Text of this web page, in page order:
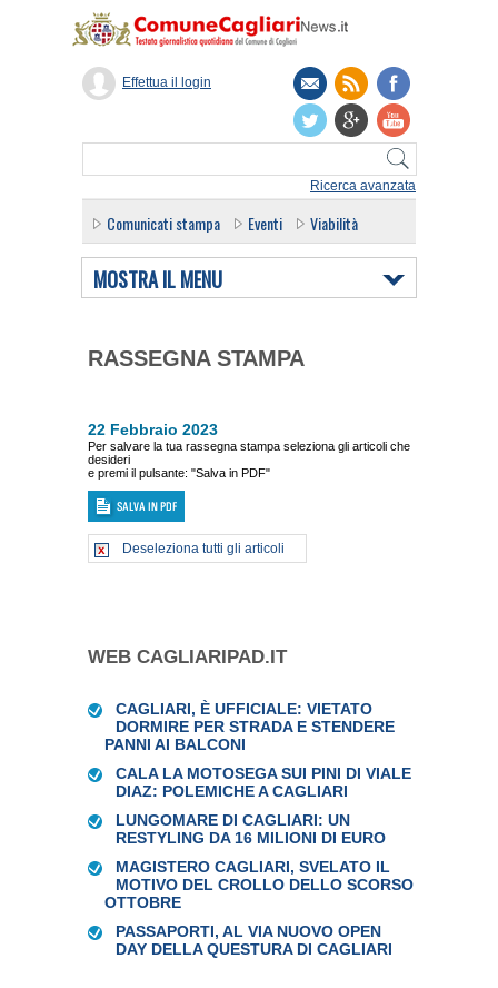
Ricerca avanzata
Effettua il login
Comunicati stampa Eventi Viabilità
MOSTRA IL MENU
RASSEGNA STAMPA
22 Febbraio 2023
Per salvare la tua rassegna stampa seleziona gli articoli che
desideri
e premi il pulsante: "Salva in PDF"
Deseleziona tutti gli articoli
WEB CAGLIARIPAD.IT
CAGLIARI, È UFFICIALE: VIETATO
DORMIRE PER STRADA E STENDERE
PANNI AI BALCONI
CALA LA MOTOSEGA SUI PINI DI VIALE
DIAZ: POLEMICHE A CAGLIARI
LUNGOMARE DI CAGLIARI: UN
RESTYLING DA 16 MILIONI DI EURO
MAGISTERO CAGLIARI, SVELATO IL
MOTIVO DEL CROLLO DELLO SCORSO
OTTOBRE
PASSAPORTI, AL VIA NUOVO OPEN
DAY DELLA QUESTURA DI CAGLIARI